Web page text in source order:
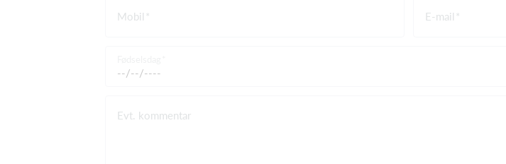
Mobil E-mail
Evt. kommentar